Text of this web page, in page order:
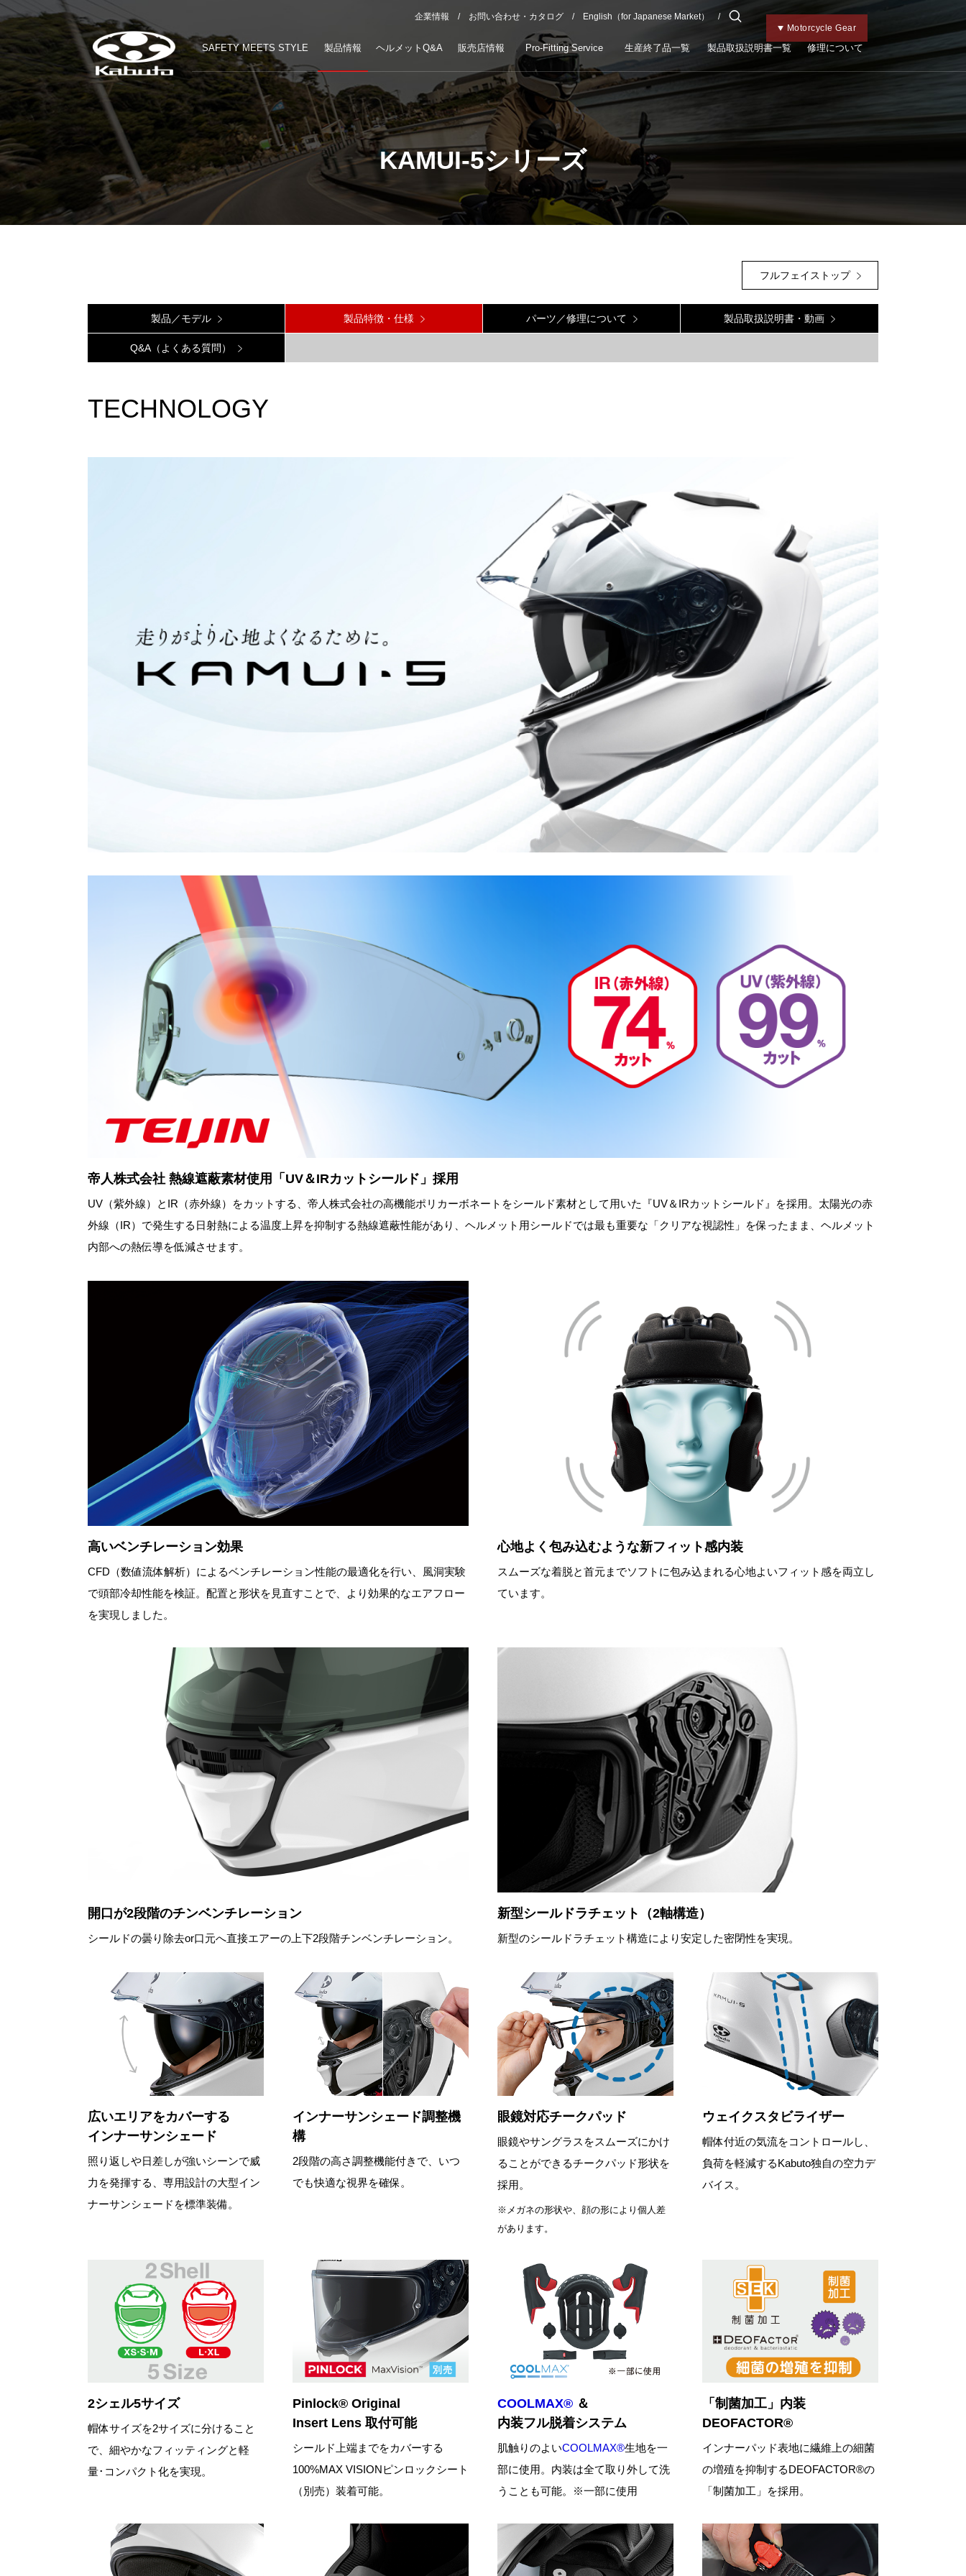
Motorcycle Gear
Kabutoトップ
Bicycle Gear
チャイルドメット
企業情報 お問い合わせ・カタログ English（for Japanese Market）
SAFETY MEETS STYLE 製品情報 ヘルメットQ&A 販売店情報 Pro-Fitting Service 生産終了品一覧 製品取扱説明書一覧 修理について
KAMUI-5シリーズ
フルフェイストップ
製品／モデル 製品特徴・仕様 パーツ／修理について 製品取扱説明書・動画
Q&A（よくある質問）
TECHNOLOGY
帝人株式会社 熱線遮蔽素材使用「UV＆IRカットシールド」採用
UV（紫外線）とIR（赤外線）をカットする、帝人株式会社の高機能ポリカーボネートをシールド素材として用いた『UV＆IRカットシールド』を採用。太陽光の赤
外線（IR）で発生する日射熱による温度上昇を抑制する熱線遮蔽性能があり、ヘルメット用シールドでは最も重要な「クリアな視認性」を保ったまま、ヘルメット
内部への熱伝導を低減させます。
高いベンチレーション効果
CFD（数値流体解析）によるベンチレーション性能の最適化を行い、風洞実験
で頭部冷却性能を検証。配置と形状を見直すことで、より効果的なエアフロー
を実現しました。
心地よく包み込むような新フィット感内装
スムーズな着脱と首元までソフトに包み込まれる心地よいフィット感を両立し
ています。
開口が2段階のチンベンチレーション
シールドの曇り除去or口元へ直接エアーの上下2段階チンベンチレーション。
新型シールドラチェット（2軸構造）
新型のシールドラチェット構造により安定した密閉性を実現。
広いエリアをカバーする
インナーサンシェード
照り返しや日差しが強いシーンで威
力を発揮する、専用設計の大型イン
ナーサンシェードを標準装備。
インナーサンシェード調整機
構
2段階の高さ調整機能付きで、いつ
でも快適な視界を確保。
眼鏡対応チークパッド
眼鏡やサングラスをスムーズにかけ
ることができるチークパッド形状を
採用。
※メガネの形状や、顔の形により個人差
があります。
ウェイクスタビライザー
帽体付近の気流をコントロールし、
負荷を軽減するKabuto独自の空力デ
バイス。
2シェル5サイズ
帽体サイズを2サイズに分けること
で、細やかなフィッティングと軽
量･コンパクト化を実現。
Pinlock® Original
Insert Lens 取付可能
シールド上端までをカバーする
100%MAX VISIONピンロックシート
（別売）装着可能。
COOLMAX® ＆
内装フル脱着システム
肌触りのよいCOOLMAX®生地を一
部に使用。内装は全て取り外して洗
うことも可能。※一部に使用
「制菌加工」内装
DEOFACTOR®
インナーパッド表地に繊維上の細菌
の増殖を抑制するDEOFACTOR®の
「制菌加工」を採用。